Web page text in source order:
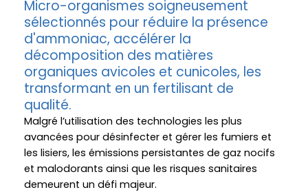
Micro-organismes soigneusement
sélectionnés pour réduire la présence
d'ammoniac, accélérer la
décomposition des matières
organiques avicoles et cunicoles, les
transformant en un fertilisant de
qualité.
Malgré l’utilisation des technologies les plus
avancées pour désinfecter et gérer les fumiers et
les lisiers, les émissions persistantes de gaz nocifs
et malodorants ainsi que les risques sanitaires
demeurent un défi majeur.